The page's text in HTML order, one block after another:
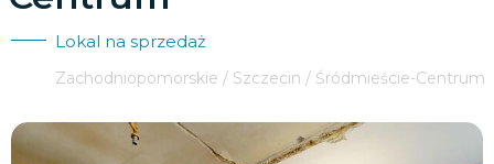
Lokal na sprzedaż
Zachodniopomorskie / Szczecin / Śródmieście-Centrum